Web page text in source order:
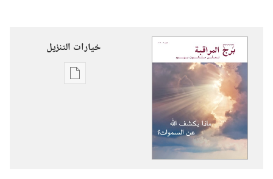
خيارات التنزيل
خيارات